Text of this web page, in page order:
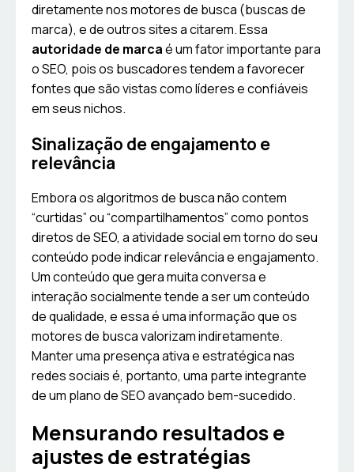
diretamente nos motores de busca (buscas de
marca), e de outros sites a citarem. Essa
autoridade de marcaé um fator importante para
o SEO, pois os buscadores tendem a favorecer
fontes que são vistas como líderes e confiáveis
em seus nichos.
Sinalização de engajamento e
relevância
Embora os algoritmos de busca não contem
“curtidas” ou “compartilhamentos” como pontos
diretos de SEO, a atividade social em torno do seu
conteúdo pode indicar relevância e engajamento.
Um conteúdo que gera muita conversa e
interação socialmente tende a ser um conteúdo
de qualidade, e essa é uma informação que os
motores de busca valorizam indiretamente.
Manter uma presença ativa e estratégica nas
redes sociais é, portanto, uma parte integrante
de um plano de SEO avançado bem-sucedido.
Mensurando resultados e
ajustes de estratégias